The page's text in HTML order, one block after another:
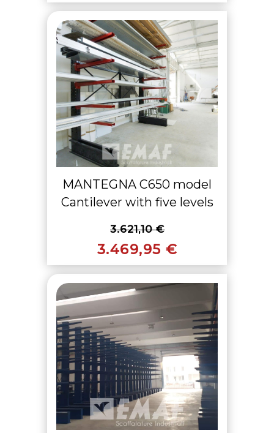
MANTEGNA C650 model
Cantilever with five levels
3.621,10 €
3.469,95 €